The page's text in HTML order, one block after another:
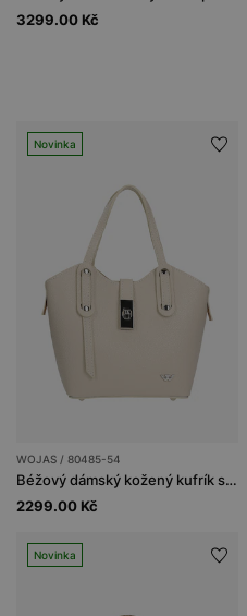
3299.00 Kč
Novinka
WOJAS / 80485-54
Béžový dámský kožený kufrík s kovovým zapínáním
2299.00 Kč
Novinka